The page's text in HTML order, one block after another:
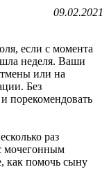
09.02.2021
если с момента
неделя. Ваши
или на
Без
порекомендовать
раз
мочегонным
как помочь сыну